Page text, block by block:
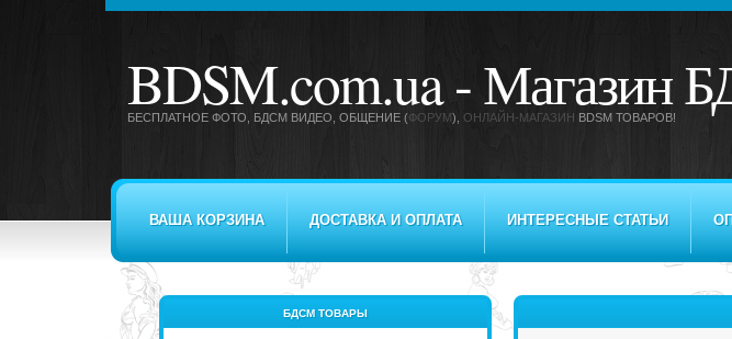
BDSM.com.ua -Магазин
БЕСПЛАТНОЕ ФОТО, БДСМ ВИДЕО , ОБЩЕНИЕ (ФОРУМ), ОНЛАЙН-МАГАЗИН BDSM ТОВАРОВ!
ВАША КОРЗИНА ДОСТАВКА И ОПЛАТА ИНТЕРЕСНЫЕ СТАТЬИ
БДСМ ТОВАРЫ